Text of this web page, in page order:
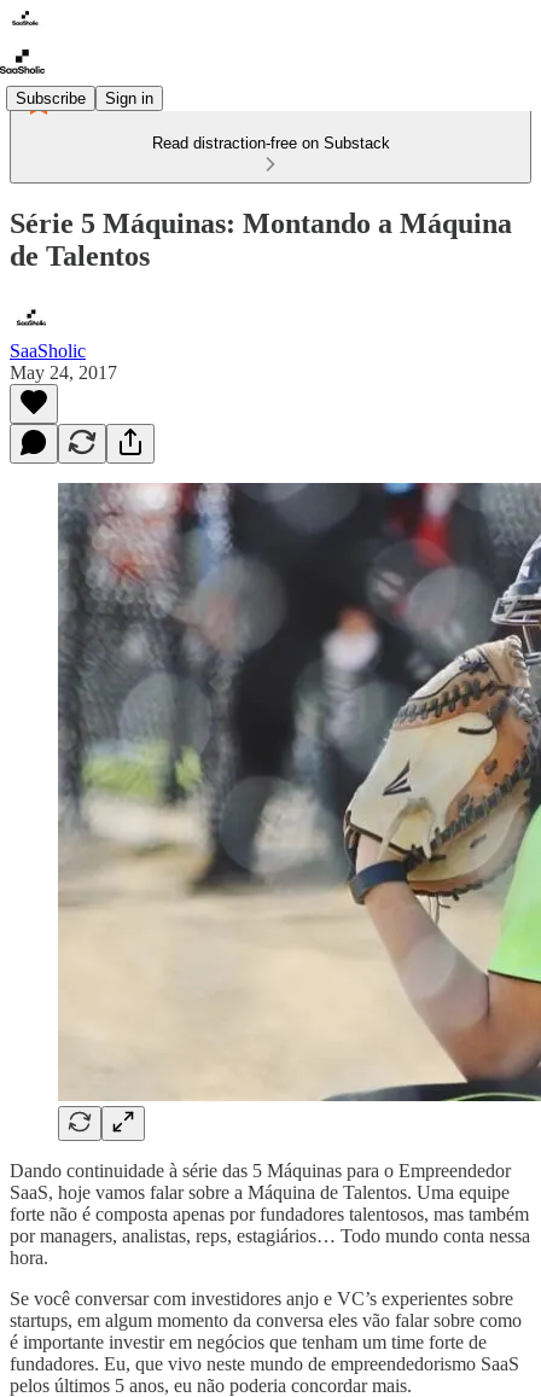
Subscribe Sign in
Read distraction-free on Substack
Série 5 Máquinas: Montando a Máquina
de Talentos
SaaSholic
May 24, 2017
Dando continuidade à série das 5 Máquinas para o Empreendedor
SaaS, hoje vamos falar sobre a Máquina de Talentos. Uma equipe
forte não é composta apenas por fundadores talentosos, mas também
por managers, analistas, reps, estagiários… Todo mundo conta nessa
hora.
Se você conversar com investidores anjo e VC’s experientes sobre
startups, em algum momento da conversa eles vão falar sobre como
é importante investir em negócios que tenham um time forte de
fundadores. Eu, que vivo neste mundo de empreendedorismo SaaS
pelos últimos 5 anos, eu não poderia concordar mais.